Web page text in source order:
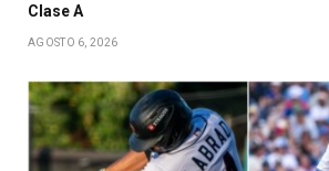
Clase A
AGOSTO 6, 2026